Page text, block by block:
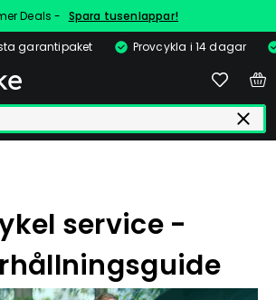
Deals - Spara tusenlappar!
garantipaket
Provcykla i 14 dagar
service -